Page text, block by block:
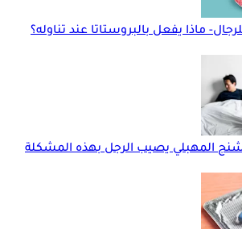
ماذا يفعل بالبروستاتا عند تناوله؟
المهبلي يصيب الرجل بهذه المشكلة